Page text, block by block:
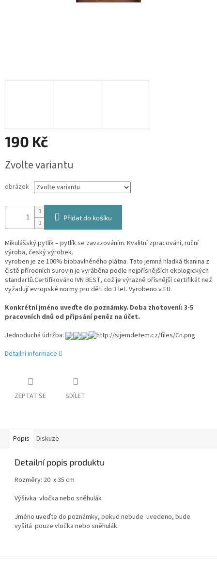
190 Kč
cena:
Zvolte variantu
obrázek
Přidat do košíku
Mikulášský pytlík – pytlík se zavazováním. Kvalitní zpracování, ruční
výroba, český výrobek.
vyroben je ze 100% biobavlněného plátna. Tato jemná hladká tkanina z
čistě přírodních surovin je vyráběna podle nejpřísnějších ekologických
standartů.Certifikováno IVN BEST, což je výrazně přísnější certifikát než
vyžadují evropské normy pro děti do 3 let. Vyrobeno v EU.
Konkrétní jméno uveďte do poznámky. Doba zhotovení: 3-5
pracovních dnů od připsání peněz na účet.
Jednoduchá údržba:
Detailní informace
ZEPTAT SE SDÍLET
Popis Diskuze
Detailní popis produktu
Rozměry: 20 x 35 cm
Výšivka: vločka nebo sněhulák
Jméno uveďte do poznámky, pokud nebude uvedeno, bude
vyšitá pouze vločka nebo sněhulák.